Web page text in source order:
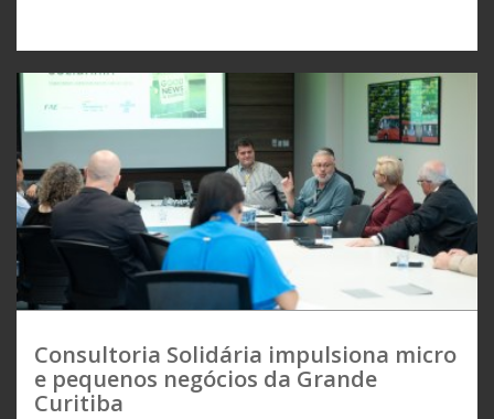
Consultoria Solidária impulsiona micro
e pequenos negócios da Grande
Curitiba